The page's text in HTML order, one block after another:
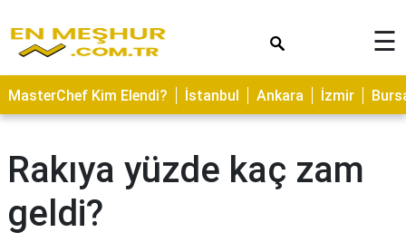
ASTROLOJİ
SAĞLIK
TARİFLERİ
GEZİLECEK
YERLER
☰
MasterChef Kim Elendi? İstanbul Ankara İzmir
Rakıya yüzde kaç zam
geldi?